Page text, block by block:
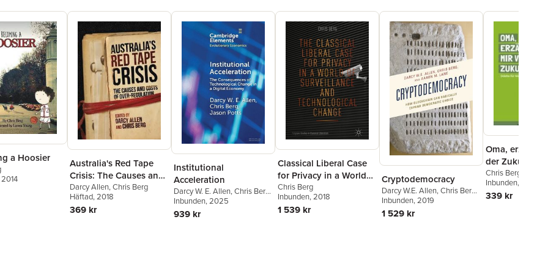
a Hoosier
Australia's Red Tape
Crisis: The Causes and
Costs of Over-
regulation
Darcy Allen,Chris Berg
Häftad, 2018
369 kr
Institutional
Acceleration
Darcy W. E. Allen, Chris Berg,
Jason Potts
Inbunden, 2025
939 kr
Classical Liberal Case
for Privacy in a World
of Surveillance and
Technological Change
Chris Berg
Inbunden, 2018
1 539 kr
Cryptodemocracy
Darcy W.E. Allen,Chris Berg,
Aaron M. Lane,
Ealy
Inbunden, 2019
1 529 kr
Oma, erzähl
der Zukunft
Chris Berg
Cynthia Schwab
Weimann
Leben im
Inbunden, 2025
339 kr